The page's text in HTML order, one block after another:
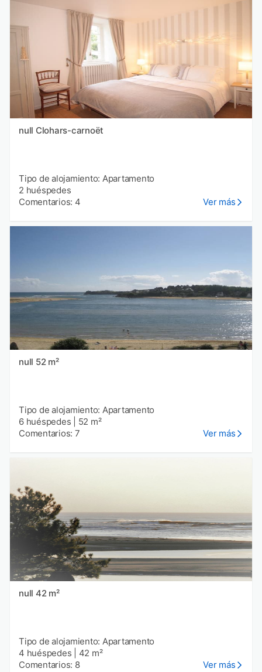
null Clohars-carnoët
Tipo de alojamiento: Apartamento
2 huéspedes
Comentarios: 4
Ver más
null 52 m²
Tipo de alojamiento: Apartamento
6 huéspedes
52 m²
Comentarios: 7
Ver más
null 42 m²
Tipo de alojamiento: Apartamento
4 huéspedes
42 m²
Comentarios: 8
Ver más